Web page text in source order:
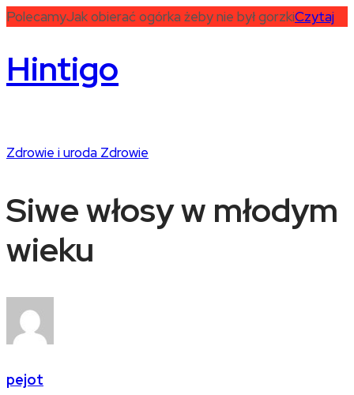
PolecamyJak obierać ogórka żeby nie był gorzkiCzytaj
Hintigo
Zdrowie i uroda Zdrowie
Siwe włosy w młodym
wieku
pejot